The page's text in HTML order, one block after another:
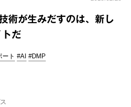
術が生みだすのは、新し
トだ
ート #AI #DMP